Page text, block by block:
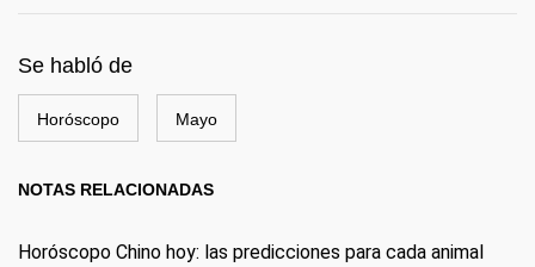
Se habló de
Horóscopo Mayo
NOTAS RELACIONADAS
Horóscopo Chino hoy: las predicciones para cada animal